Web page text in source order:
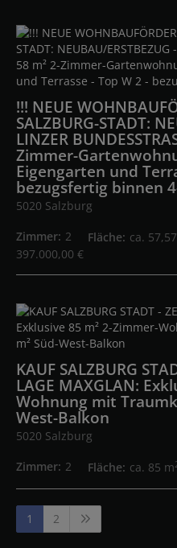
!!! NEUE
SALZBURG-STADT:
LINZER
Zimmer-
Eigengarten und
bezugsfertig binnen
5020 Salzburg
Zimmer 2 Fläche ca.
397.000,00 €
KAUF SALZBURG
LAGE MAXGLAN:
Wohnung mit
West-Balkon
5020 Salzburg
Zimmer 2 Fläche ca. 85 m
1 2